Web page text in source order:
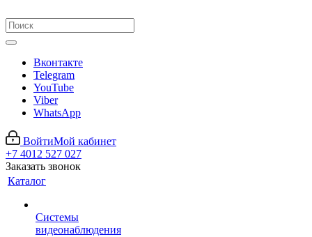
Вконтакте
Telegram
YouTube
Viber
WhatsApp
ВойтиМой кабинет
+7 4012 527 027
Заказать звонок
Каталог
Системы
видеонаблюдения